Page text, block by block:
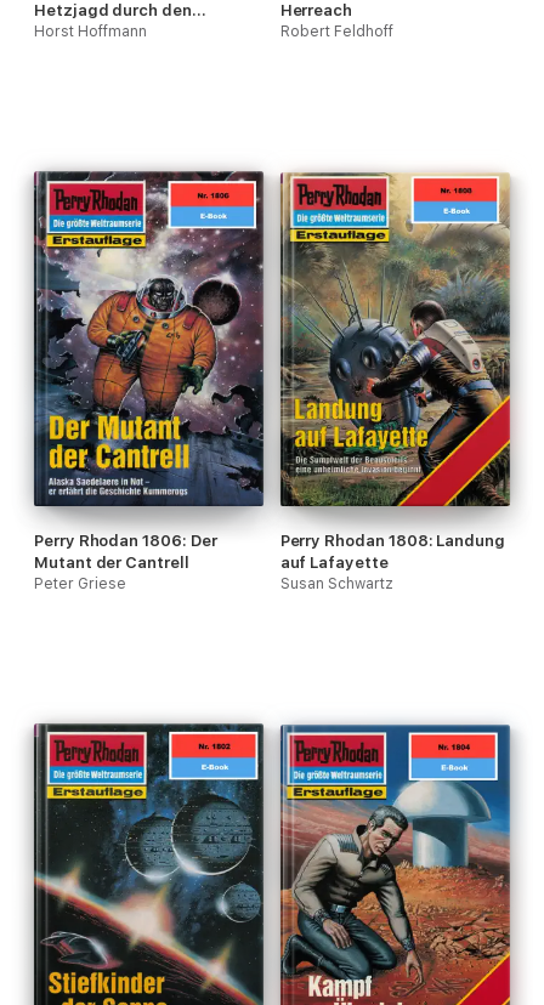
Hetzjagd durch den
Hyperraum
Horst Hoffmann
Herreach
Robert Feldhoff
Perry Rhodan 1806: Der
Mutant der Cantrell
Peter Griese
Perry Rhodan 1808: Landung
auf Lafayette
Susan Schwartz